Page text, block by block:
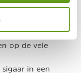
april:
Darwin's
op de vele
in een